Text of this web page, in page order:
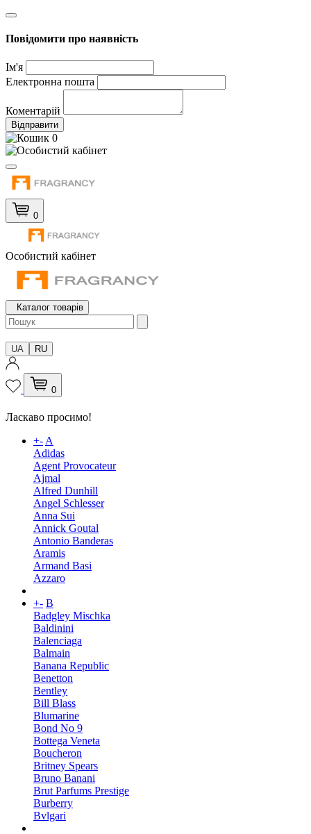
Повідомити про наявність
Ім'я
Електронна пошта
Коментарій
Відправити
0
0
Особистий кабінет
Каталог товарів
UA RU
0
Ласкаво просимо!
+-A
Adidas
Agent Provocateur
Ajmal
Alfred Dunhill
Angel Schlesser
Anna Sui
Annick Goutal
Antonio Banderas
Aramis
Armand Basi
Azzaro
+- B
Badgley Mischka
Baldinini
Balenciaga
Balmain
Banana Republic
Benetton
Bentley
Bill Blass
Blumarine
Bond No 9
Bottega Veneta
Boucheron
Britney Spears
Bruno Banani
Brut Parfums Prestige
Burberry
Bvlgari